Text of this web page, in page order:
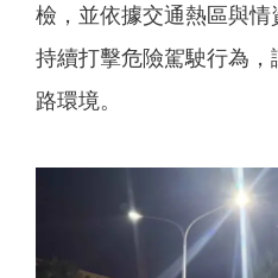
檢，並依據交通熱區與情
持續打擊危險駕駛行為
路環境。